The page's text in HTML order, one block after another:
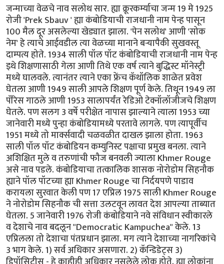
जन्माच्या वेळचे नाव सलोथ सार. ह्या क्रूरकर्म्याचा जन्म 19 मे 1925
रोजी 'Prek Sbauv ' ह्या कंबोडियाची राजधानी नाम पेन्ह पासून
100 मैल दूर असलेल्या खेड्यात झाला. 'पेन सलोथ' आणी 'सोक
नेम' हे त्याचे आईवडील त्या वेळच्या मानाने बऱ्यापैकी सुखवस्तू
दाम्पत्य होते. 1934 साली पॉल पॉट कंबोडियाची राजधानी नाम पेन्ह
इथे शिक्षणासाठी गेला आणी तिथे एक वर्ष त्याने बुद्धिस्ट मॉनेस्ट्री
मध्ये घालवले. त्यानंतर त्याने एका फ्रेंच कॅथॉलिक शाळेत प्रवेश
घेतला आणी 1949 साली आपले शिक्षण पूर्ण केले. तिथून 1949 ला
पॅरिस गाठले आणी 1953 सालापर्यंत रेडिओ टेक्नॉलॉजीजचे शिक्षण
घेतले. पण सलग 3 वर्षे परीक्षेत नापास झाल्याने त्याला 1953 च्या
जानेवारी मध्ये पुन्हा कंबोडियामध्ये परतावे लागले. पण त्यापूर्वीच
1951 मध्ये तो मार्क्सवादी चळवळीत दाखल झाला होता. 1963
साली पॉल पॉट कंबोडियन कम्युनिस्ट पक्षाचा प्रमुख बनला. त्याने
अशिक्षित मुले व तरुणांची फौज बनवली ज्याला Khmer Rouge
असे नाव पडले. कंबोडियाचा तत्कालिक शासक नोरोडोम सिहनौक
ह्याने पॉल पॉटच्या ह्या Khmer Rouge चा निर्दयपणे पाडाव
करायला सुरवात केली पण 17 एप्रिल 1975 साली Khmer Rouge
ने नोरोडोम सिहनौक ची सत्ता उलटवून लावत देश आपल्या ताब्यात
घेतला. 5 जानेवारी 1976 रोजी कंबोडियाने नवे संविधान स्वीकारले
व देशाचे नाव बदलून "Democratic Kampuchea" केले. 13
एप्रिलला तो देशाचा पंतप्रधान झाला. मग त्याने देशाच्या नागरिकांचे
3 भाग केले. 1) सर्व अधिकार असणारा. 2) कॅन्डिडेट्स 3)